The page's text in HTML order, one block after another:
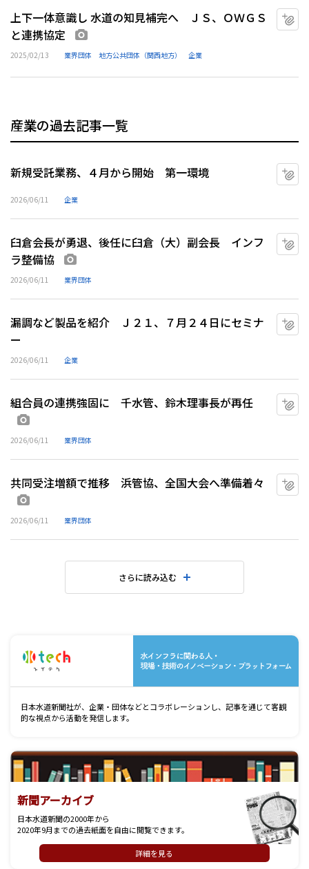
上下一体意識し 水道の知見補完へ ＪＳ、ＯＷＧＳ
と連携協定
2025/02/13 業界団体 地方公共団体（関西地方） 企業
産業の過去記事一覧
新規受託業務、４月から開始 第一環境
2026/06/11 企業
臼倉会長が勇退、後任に臼倉（大）副会長 インフ
ラ整備協
2026/06/11 業界団体
漏調など製品を紹介 Ｊ２１、７月２４日にセミナ
ー
2026/06/11 企業
組合員の連携強固に 千水管、鈴木理事長が再任
2026/06/11 業界団体
共同受注増額で推移 浜管協、全国大会へ準備着々
2026/06/11 業界団体
さらに読み込む
日本水道新聞社が、企業・団体などとコラボレーションし、記事を通じて客観
的な視点から活動を発信します。
新聞アーカイブ
日本水道新聞の2000年から
2020年9月までの過去紙面を自由に閲覧できます。
詳細を見る